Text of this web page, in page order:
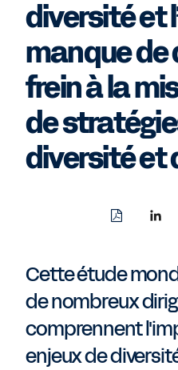
diversité et
manque de
frein à la
de
diversité et
Download
Cette étude
de nombreux
comprennent
enjeux de